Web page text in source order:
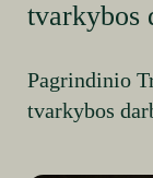
tvarkybos
Pagrindinio
tvarkybos